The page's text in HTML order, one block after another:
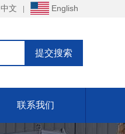
中文 English
联系我们